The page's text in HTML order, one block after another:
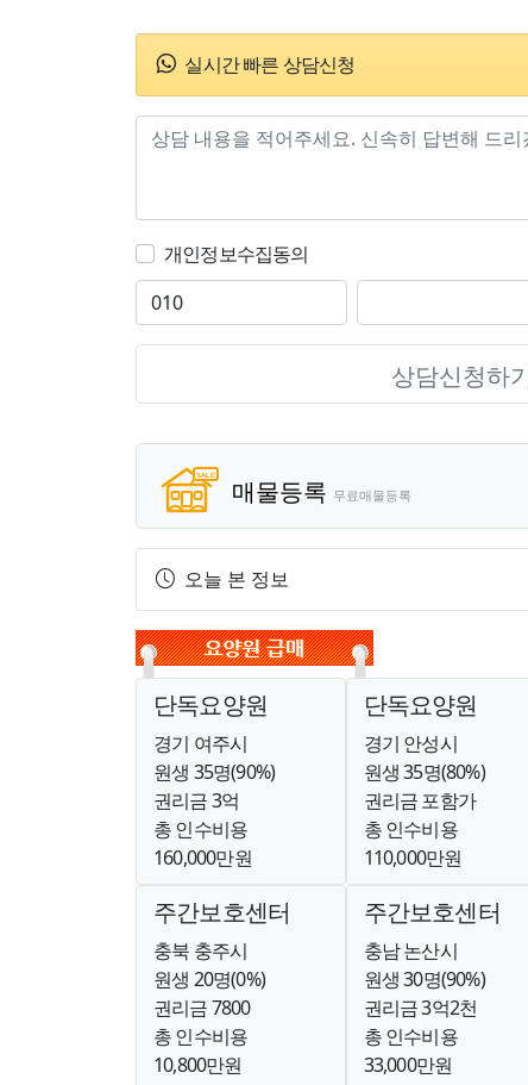
실시간 빠른 상담신청
개인정보수집동의
상담신청하
매물등록 무료매물등록
오늘 본 정보
단독요양원
경기 여주시
원생 35명(90%)
권리금 3억
총 인수비용
160,000만원
단독요양원
경기 안성시
원생 35명(80%)
권리금 포함가
총 인수비용
110,000만원
주간보호센터
충북 충주시
원생 20명(0%)
권리금 7800
총 인수비용
10,800만원
주간보호센터
충남 논산시
원생 30명(90%)
권리금 3억2천
총 인수비용
33,000만원